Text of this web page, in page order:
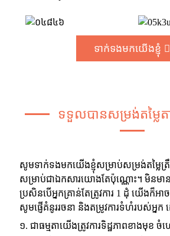
ទាក់ទងមកយើងខ្ញុំ
ទទួលបានសម្រង់តម្ល
សូមទាក់ទងមកយើងខ្ញុំសម្រាប់សម្រង់តម្លៃត្រឹ
សម្រាប់ជាឯកសារយោងតែប៉ុណ្ណោះ។ មិនមាន
ប្រសិនបើអ្នកគ្រាន់តែត្រូវការ 1 ដុំ យើងក៏អា
សូមផ្ញើគំនូររចនា និងតម្រូវការទំហំរបស់អ្នក
១. ជាធម្មតាយើងត្រូវការទិដ្ឋភាពខាងមុខ